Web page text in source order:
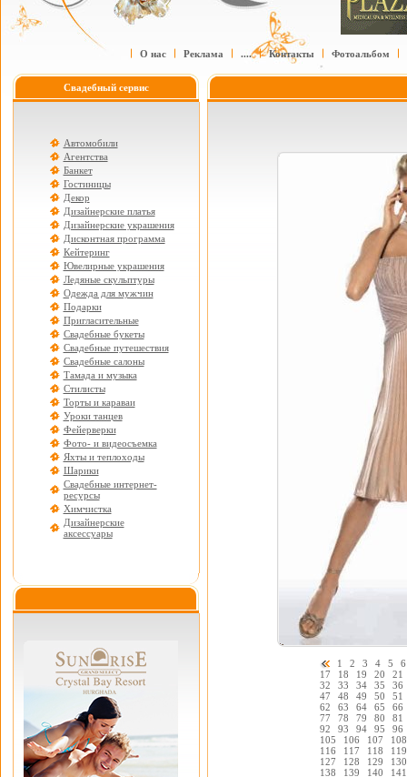
О нас Реклама .... Контакты Фотоальбом
Свадебный сервис
Автомобили
Агентства
Банкет
Гостиницы
Декор
Дизайнерские платья
Дизайнерские украшения
Дисконтная программа
Кейтеринг
Ювелирные украшения
Ледяные скульптуры
Одежда для мужчин
Подарки
Пригласительные
Свадебные букеты
Свадебные путешествия
Свадебные салоны
Тамада и музыка
Стилисты
Торты и караваи
Уроки танцев
Фейерверки
Фото- и видеосъемка
Яхты и теплоходы
Шарики
Свадебные интернет-
ресурсы
Химчистка
Дизайнерские
аксессуары
1 2 3 4 5
6
17
18 19 20
21
32
33 34 35
36
47
48 49 50
51
62
63 64 65
66
77
78 79 80
81
92
93 94 95
96
105
106 107
108
116
117 118
119
127
128 129
130
138
139 140 141